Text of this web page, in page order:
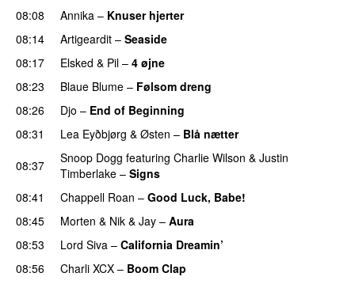
08:08
Annika – Knuser hjerter
08:14
Artigeardit – Seaside
08:17
Elsked & Pil – 4 øjne
08:23
Blaue Blume – Følsom dreng
08:26
Djo – End of Beginning
08:31 Lea Eyðbjørg & Østen – Blå nætter
08:37 Snoop Dogg featuring Charlie Wilson & Justin
Timberlake – Signs
08:41 Chappell Roan – Good Luck, Babe!
08:45 Morten & Nik & Jay – Aura
08:53
Lord Siva – California Dreamin’
08:56 Charli XCX – Boom Clap